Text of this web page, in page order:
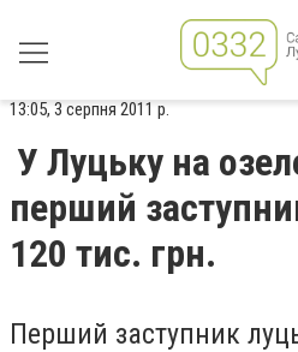
13:05, 3 серпня 2011 р.
У Луцьку на
перший
120 тис. грн.
Перший заступник